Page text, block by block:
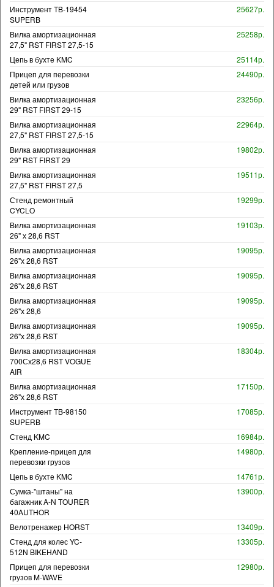
Инструмент TB-19454
SUPERB
25627р.
Вилка амортизационная
27,5" RST FIRST 27,5-15
25258р.
Цепь в бухте KMC
25114р.
Прицеп для перевозки
детей или грузов
24490р.
Вилка амортизационная
29" RST FIRST 29-15
23256р.
Вилка амортизационная
27,5" RST FIRST 27,5-15
22964р.
Вилка амортизационная
29" RST FIRST 29
19802р.
Вилка амортизационная
27,5" RST FIRST 27,5
19511р.
Стенд ремонтный
CYCLO
19299р.
Вилка амортизационная
26" х 28,6 RST
19103р.
Вилка амортизационная
26"х 28,6 RST
19095р.
Вилка амортизационная
26"х 28,6 RST
19095р.
Вилка амортизационная
26"х 28,6
19095р.
Вилка амортизационная
26"х 28,6 RST
19095р.
Вилка амортизационная
700Сх28,6 RST VOGUE
AIR
18304р.
Вилка амортизационная
26"х 28,6 RST
17150р.
Инструмент TB-98150
SUPERB
17085р.
Стенд KMC
16984р.
Крепление-прицеп для
перевозки грузов
14980р.
Цепь в бухте KMC
14761р.
Сумка-"штаны" на
багажник A-N TOURER
40AUTHOR
13900р.
Велотренажер HORST
13409р.
Стенд для колес YC-
512N BIKEHAND
13305р.
Прицеп для перевозки
грузов M-WAVE
12980р.